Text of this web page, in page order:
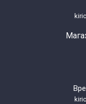
Samsung
Samsung
Samsung
Samsung